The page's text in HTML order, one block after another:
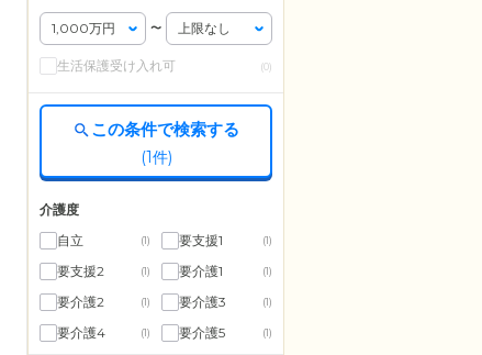
〜
生活保護受け入れ可 (0)
この条件で検索する
(1件)
介護度
自立
(1) 要支援1 (1)
要支援2 (1) 要介護1 (1)
要介護2 (1) 要介護3 (1)
要介護4 (1) 要介護5 (1)